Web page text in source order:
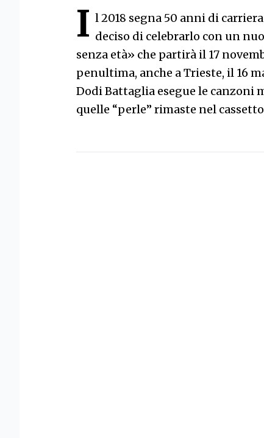
I l 2018 segna 50 anni di
deciso di celebrarlo con un
senza età» che partirà il 17
penultima, anche a Trieste, il 16
Dodi Battaglia esegue le canzoni
quelle “perle” rimaste nel